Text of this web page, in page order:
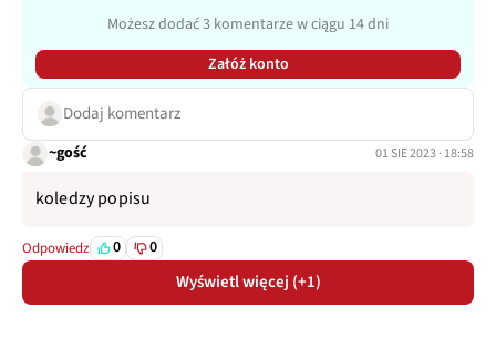
Możesz dodać 3 komentarze w ciągu 14 dni
Załóż konto
Dodaj komentarz
~gość 01 SIE 2023 · 18:58
koledzy popisu
Odpowiedz 0 0
Wyświetl więcej (+1)